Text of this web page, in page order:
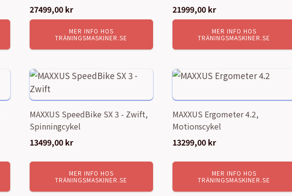
27499,00 kr
MER INFO HOS
TRÄNINGSMASKINER.SE
21999,00 kr
MER INFO HOS
TRÄNINGSMASKINER.SE
MAXXUS SpeedBike SX 3 - Zwift,
Spinningcykel
13499,00 kr
MER INFO HOS
TRÄNINGSMASKINER.SE
MAXXUS Ergometer 4.2,
Motionscykel
13299,00 kr
MER INFO HOS
TRÄNINGSMASKINER.SE